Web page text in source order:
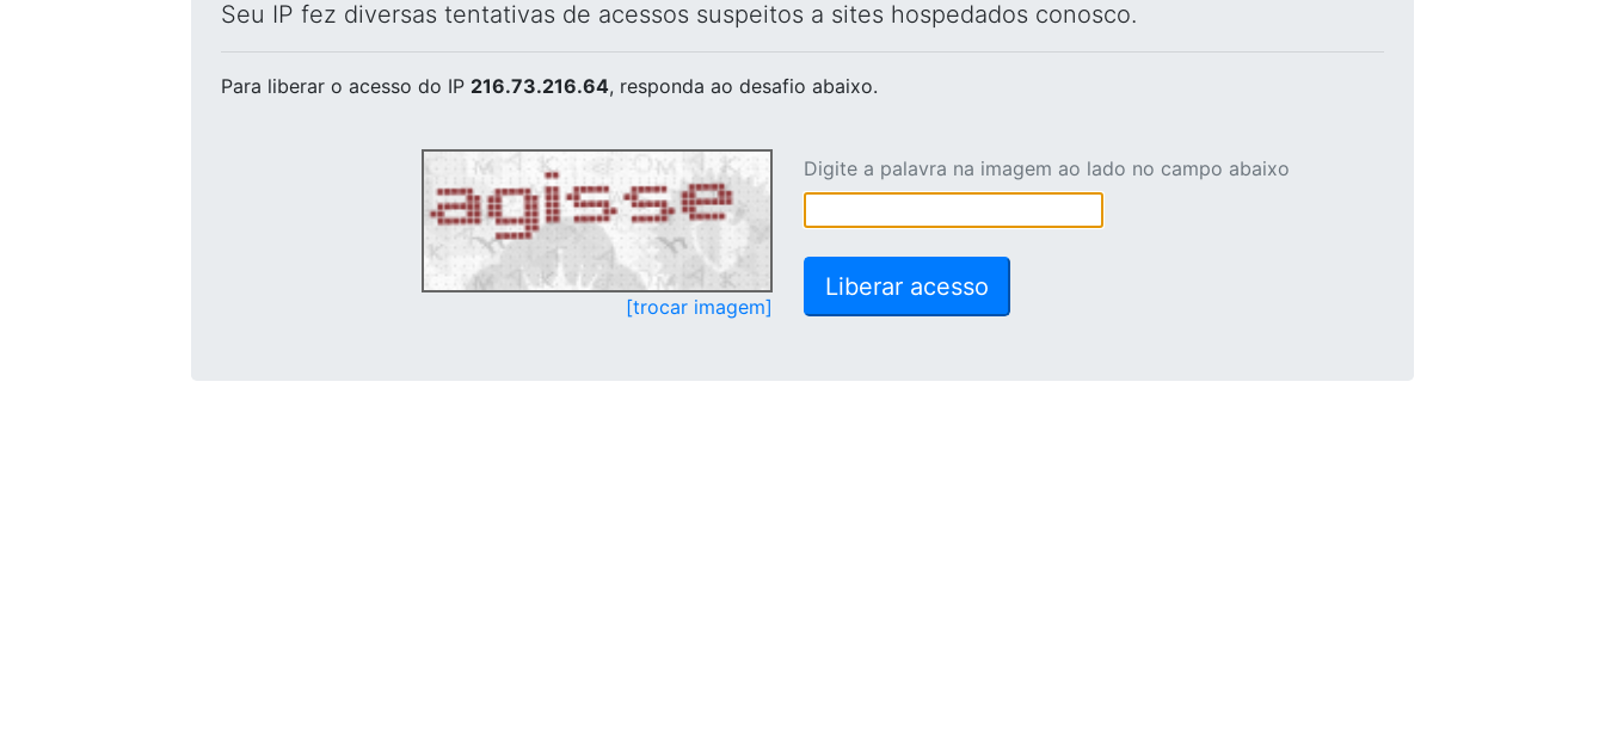
Seu IP fez diversas tentativas de acessos suspeitos a sites hospedados conosco.
Para liberar o acesso do IP 216.73.216.64, responda ao desafio abaixo.
[trocar imagem]
Digite a palavra na imagem ao lado no campo abaixo